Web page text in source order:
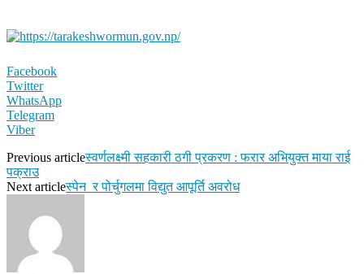
Facebook
Twitter
WhatsApp
Telegram
Viber
Previous articleस्वर्णलक्ष्मी सहकारी ठगी प्रकरण : फरार अभियुक्त माया राई
पक्राउ
Next articleस्पेन र पोर्चुगलमा विद्युत आपूर्ति अवरोध